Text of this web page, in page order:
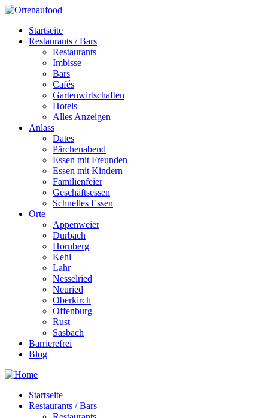
Startseite
Restaurants / Bars
Restaurants
Imbisse
Bars
Cafés
Gartenwirtschaften
Hotels
Alles Anzeigen
Anlass
Dates
Pärchenabend
Essen mit Freunden
Essen mit Kindern
Familienfeier
Geschäftsessen
Schnelles Essen
Orte
Appenweier
Durbach
Hornberg
Kehl
Lahr
Nesselried
Neuried
Oberkirch
Offenburg
Rust
Sasbach
Barrierefrei
Blog
Startseite
Restaurants / Bars